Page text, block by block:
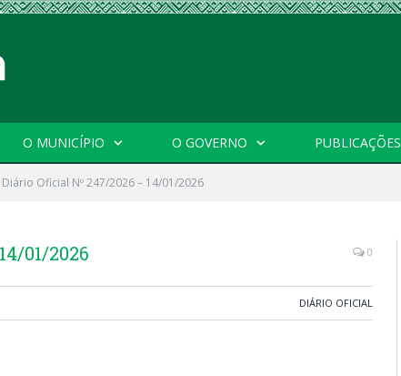
O MUNICÍPIO O GOVERNO PUBLICAÇÕES
Diário Oficial Nº 247/2026 – 14/01/2026
01/2026 0
DIÁRIO OFICIAL